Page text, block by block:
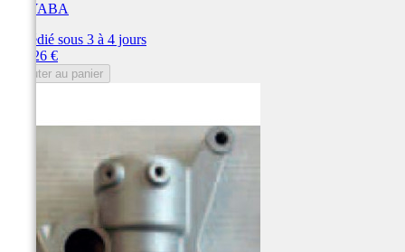
KAYABA
Expédié sous 3 à 4 jours
153,26 €
Ajouter au panier